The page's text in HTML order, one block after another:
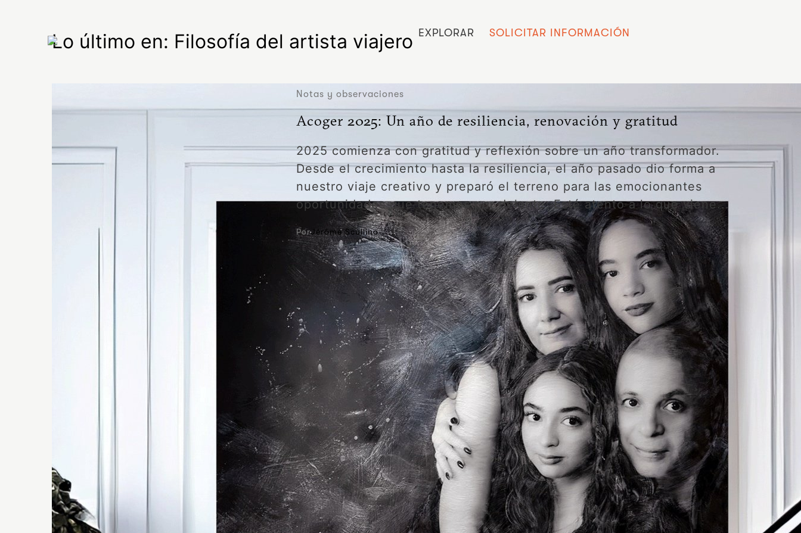
EXPLORAR SOLICITAR INFORMACIÓN
Lo último en: Filosofía del artista viajero
Notas y observaciones
Acoger 2025: Un año de resiliencia, renovación y gratitud
2025 comienza con gratitud y reflexión sobre un año transformador.
Desde el crecimiento hasta la resiliencia, el año pasado dio forma a
nuestro viaje creativo y preparó el terreno para las emocionantes
oportunidades que tenemos por delante. Esté atento a lo que viene...
PorJérôme Scullino